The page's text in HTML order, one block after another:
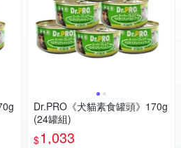
Dr.PRO《犬貓素食罐頭》170g
(24罐組)
$1,033